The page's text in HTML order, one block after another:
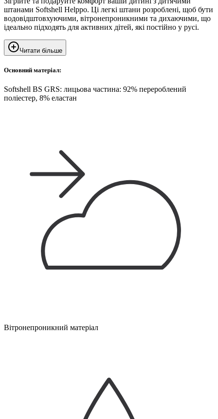
штанами Softshell Helppo. Ці легкі штани розроблені, щоб бути
водовідштовхуючими, вітронепроникними та дихаючими, що
ідеально підходять для активних дітей, які постійно у русі.
Читати більше
Основний матеріал:
Softshell BS GRS: лицьова частина: 92% перероблений
поліестер, 8% еластан
Вітронепроникний матеріал